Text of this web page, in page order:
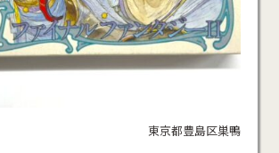
東京都豊島区巣鴨